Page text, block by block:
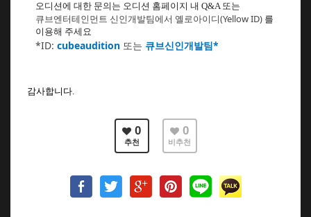
오디션에 대한 문의는 오디션 홈페이지 내 Q&A 또는
큐브엔터테인먼트 신인개발팀에서 옐로아이디(Yellow ID) 를
이용해 주세요
*ID: cubeaudition 또는 큐브신인개발팀*
감사합니다.
0
추천
0
비추천